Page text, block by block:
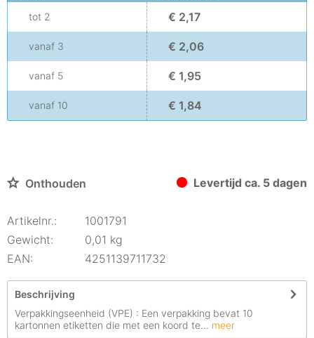
tot 2 € 2,17
vanaf 3 € 2,06
vanaf 5 € 1,95
vanaf 10 € 1,84
Onthouden Levertijd ca. 5 dagen
Artikelnr.:
1001791
Gewicht:
0,01 kg
EAN:
4251139711732
Beschrijving
Verpakkingseenheid (VPE) : Een verpakking bevat 10
kartonnen etiketten die met een koord te... meer